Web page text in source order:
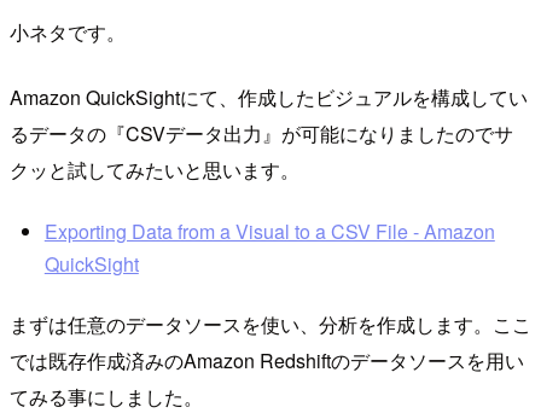
小ネタです。
Amazon QuickSightにて、作成したビジュアルを構成してい
るデータの『CSVデータ出力』が可能になりましたのでサ
クッと試してみたいと思います。
Exporting Data from a Visual to a CSV File - Amazon
QuickSight
まずは任意のデータソースを使い、分析を作成します。ここ
では既存作成済みのAmazon Redshiftのデータソースを用い
てみる事にしました。